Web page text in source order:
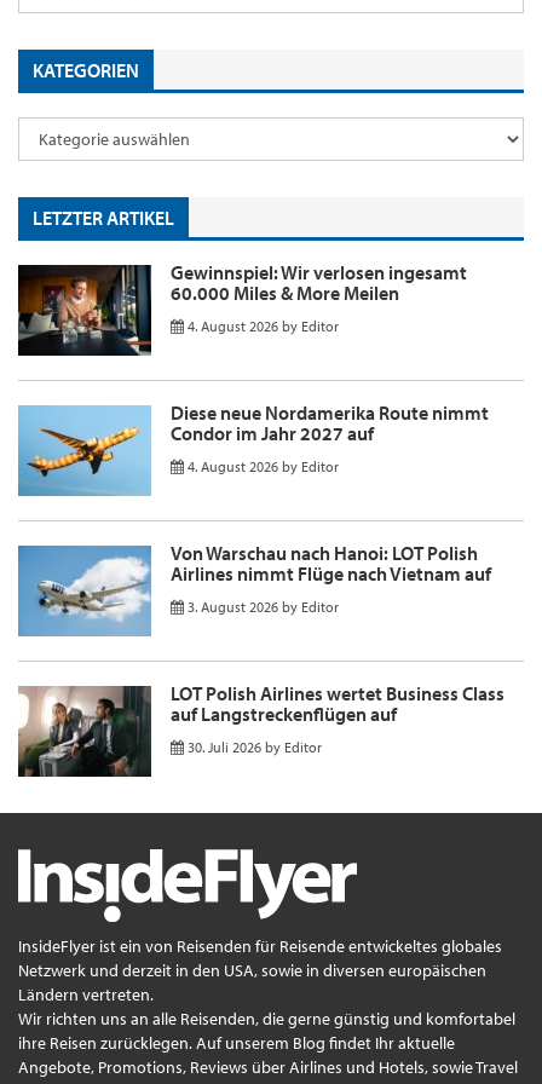
KATEGORIEN
LETZTER ARTIKEL
Gewinnspiel: Wir verlosen ingesamt
60.000 Miles & More Meilen
4. August 2026 by Editor
Diese neue Nordamerika Route nimmt
Condor im Jahr 2027 auf
4. August 2026 by Editor
Von Warschau nach Hanoi: LOT Polish
Airlines nimmt Flüge nach Vietnam auf
3. August 2026 by Editor
LOT Polish Airlines wertet Business Class
auf Langstreckenflügen auf
30. Juli 2026 by Editor
InsideFlyer ist ein von Reisenden für Reisende entwickeltes globales
Netzwerk und derzeit in den USA, sowie in diversen europäischen
Ländern vertreten.
Wir richten uns an alle Reisenden, die gerne günstig und komfortabel
ihre Reisen zurücklegen. Auf unserem Blog findet Ihr aktuelle
Angebote, Promotions, Reviews über Airlines und Hotels, sowie Travel